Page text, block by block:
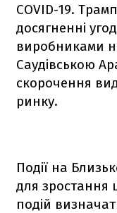
COVID-19.
досягненні
виробниками
Саудівською
скорочення
ринку.
Події на
для зростання
подій